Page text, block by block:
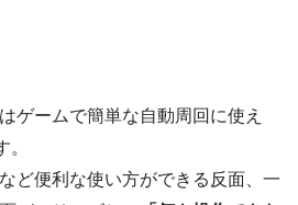
ゲームで簡単な自動周回に使え
ど便利な使い方ができる反面、一